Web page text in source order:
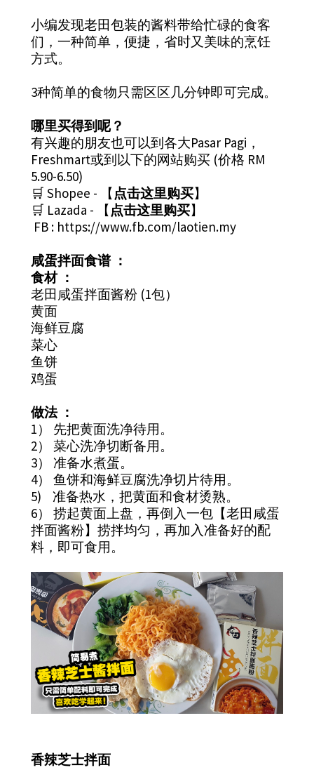
小编发现老田包装的酱料带给忙碌的食客
们，一种简单，便捷，省时又美味的烹饪
方式。
3种简单的食物只需区区几分钟即可完成。
哪里买得到呢？
有兴趣的朋友也可以到各大Pasar Pagi，
Freshmart或到以下的网站购买 (价格 RM
5.90-6.50)
🛒 Shopee - 【点击这里购买】
🛒 Lazada - 【点击这里购买】
FB : https://www.fb.com/laotien.my
咸蛋拌面食谱 ：
食材 ：
老田咸蛋拌面酱粉 (1包）
黄面
海鲜豆腐
菜心
鱼饼
鸡蛋
做法 ：
1） 先把黄面洗净待用。
2） 菜心洗净切断备用。
3） 准备水煮蛋。
4） 鱼饼和海鲜豆腐洗净切片待用。
5) 准备热水，把黄面和食材烫熟。
6） 捞起黄面上盘，再倒入一包【老田咸蛋
拌面酱粉】捞拌均匀，再加入准备好的配
料，即可食用。
香辣芝士拌面